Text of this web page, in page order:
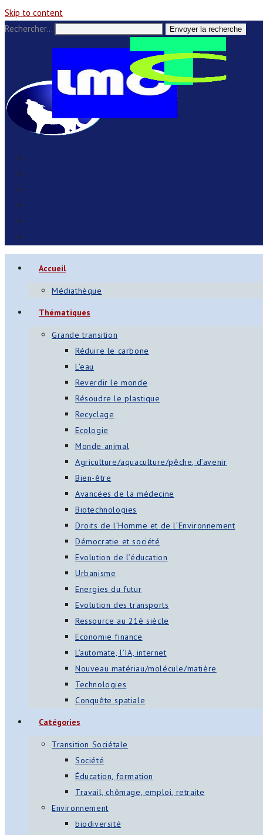
Skip to content
Rechercher…
Envoyer la recherche
Accueil
Médiathèque
Thématiques
Grande transition
Réduire le carbone
L’eau
Reverdir le monde
Résoudre le plastique
Recyclage
Ecologie
Monde animal
Agriculture/aquaculture/pêche, d’avenir
Bien-être
Avancées de la médecine
Biotechnologies
Droits de l’Homme et de l’Environnement
Démocratie et société
Evolution de l’éducation
Urbanisme
Energies du futur
Evolution des transports
Ressource au 21è siècle
Economie finance
L’automate, l’IA, internet
Nouveau matériau/molécule/matière
Technologies
Conquête spatiale
Catégories
Transition Sociétale
Société
Éducation, formation
Travail, chômage, emploi, retraite
Environnement
biodiversité